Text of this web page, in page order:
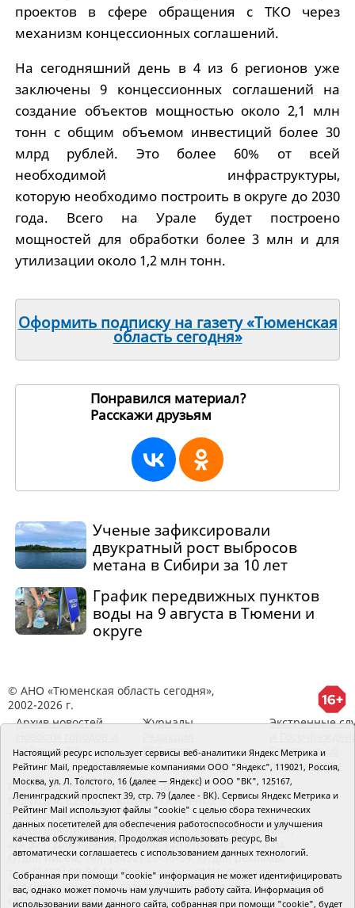
проектов в сфере обращения с ТКО через
механизм концессионных соглашений.
На сегодняшний день в 4 из 6 регионов уже
заключены 9 концессионных соглашений на
создание объектов мощностью около 2,1 млн
тонн с общим объемом инвестиций более 30
млрд рублей. Это более 60% от всей
необходимой инфраструктуры,
которую необходимо построить в округе до 2030
года. Всего на Урале будет построено
мощностей для обработки более 3 млн и для
утилизации около 1,2 млн тонн.
Оформить подписку на газету «Тюменская
область сегодня»
Понравился материал?
Расскажи друзьям
Ученые зафиксировали
двукратный рост выбросов
метана в Сибири за 10 лет
График передвижных пунктов
воды на 9 августа в Тюмени и
округе
© АНО «Тюменская область сегодня»,
2002-2026 г.
Архив новостей
районов ТО
Журналы
RSS поток
Экстренные
Сведения об
организации
Главный редактор Рябков А.В.
Редакция: 625002, Тюмень, Осипенко, 81,
телефон (3452)49-00-18, e-mail: tumentoday@obl72.ru
Адрес для писем: 625000, Россия, Тюмень, Почтамт,
а/я 371. Для пресс-релизов: tumentoday@obl72.ru.
Отдел писем: тел. (3452) 39-90-59. Отдел рекламы:
тел. (3452) 39-90-51. Регистрация СМИ: Сетевое
издание «Интернет-газета «Тюменская область
сегодня», свидетельство о регистрации СМИ Эл №
Настоящий ресурс использует сервисы веб-аналитики Яндекс Метрика и
Рейтинг Mail, предоставляемые компаниями ООО "Яндекс", 119021, Россия,
Москва, ул. Л. Толстого, 16 (далее — Яндекс) и ООО "ВК", 125167,
Ленинградский проспект 39, стр. 79 (далее - ВК). Сервисы Яндекс Метрика и
Рейтинг Mail используют файлы "cookie" с целью сбора технических
данных посетителей для обеспечения работоспособности и улучшения
качества обслуживания. Продолжая использовать ресурс, Вы
автоматически соглашаетесь с использованием данных технологий.
Собранная при помощи "cookie" информация не может идентифицировать
вас, однако может помочь нам улучшить работу сайта. Информация об
использовании вами данного сайта, собранная при помощи "cookie", будет